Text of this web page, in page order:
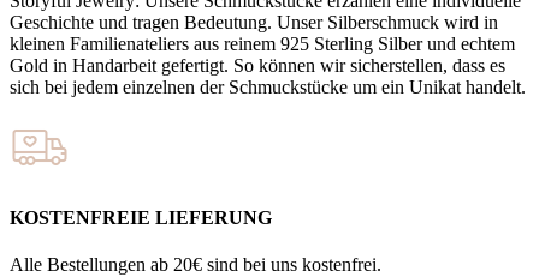
Geschichte und tragen Bedeutung. Unser Silberschmuck wird in
kleinen Familienateliers aus reinem 925 Sterling Silber und echtem
Gold in Handarbeit gefertigt. So können wir sicherstellen, dass es
sich bei jedem einzelnen der Schmuckstücke um ein Unikat handelt.
KOSTENFREIE LIEFERUNG
Alle Bestellungen ab 20€ sind bei uns kostenfrei.